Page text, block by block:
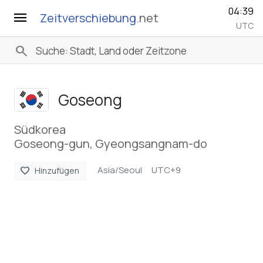
menu Zeitverschiebung.net 04:39
UTC
search
Goseong
Südkorea
Goseong-gun, Gyeongsangnam-do
favorite Hinzufügen Asia/Seoul UTC+9